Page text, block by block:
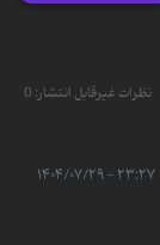
نظرات غیرقابل انتشار: 0
۲۳:۲۷ - ۱۴۰۴/۰۷/۲۹